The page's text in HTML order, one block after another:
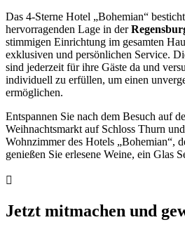
Das 4-Sterne Hotel „Bohemian“
hervorragenden Lage in der
stimmigen Einrichtung im gesamten
exklusiven und persönlichen Service.
sind jederzeit für ihre Gäste da und
individuell zu erfüllen, um einen
ermöglichen.
Entspannen Sie nach dem Besuch auf
Weihnachtsmarkt auf Schloss Thurn
Wohnzimmer des Hotels „Bohemian“,
genießen Sie erlesene Weine, ein Glas
Jetzt mitmachen und